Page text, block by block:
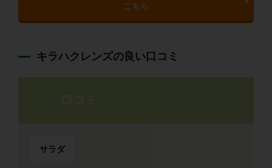
こちら
キラハクレンズの良い口コミ
サラダ